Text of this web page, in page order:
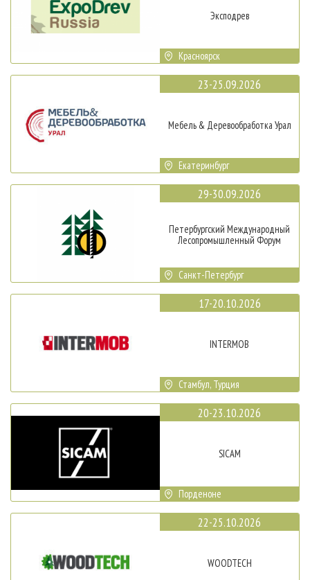
Эксподрев
Красноярск
23-25.09.2026
Мебель & Деревообработка Урал
Екатеринбург
29-30.09.2026
Петербургский Международный
Лесопромышленный Форум
Санкт-Петербург
17-20.10.2026
INTERMOB
Стамбул, Турция
20-23.10.2026
SICAM
Порденоне
22-25.10.2026
WOODTECH